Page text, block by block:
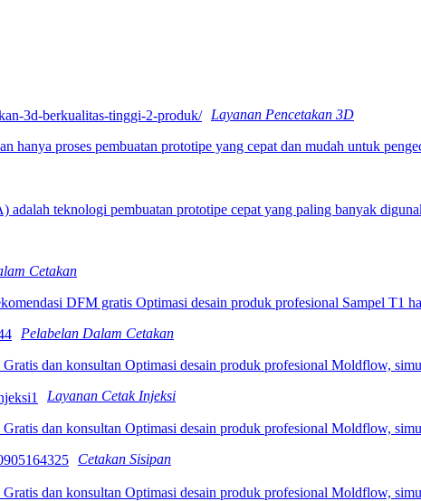
Layanan Pencetakan 3D
hanya proses pembuatan prototipe yang cepat dan mudah untuk
adalah teknologi pembuatan prototipe cepat yang paling banyak
Cetakan
DFM gratis Optimasi desain produk profesional Sampel T1
Pelabelan Dalam Cetakan
dan konsultan Optimasi desain produk profesional Moldflow,
Layanan Cetak Injeksi
dan konsultan Optimasi desain produk profesional Moldflow,
Cetakan Sisipan
dan konsultan Optimasi desain produk profesional Moldflow,